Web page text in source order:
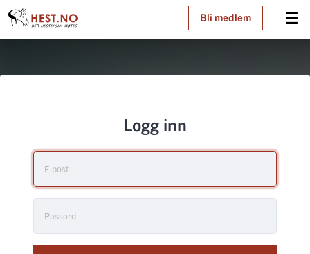
☰
Bli medlem
Logg inn